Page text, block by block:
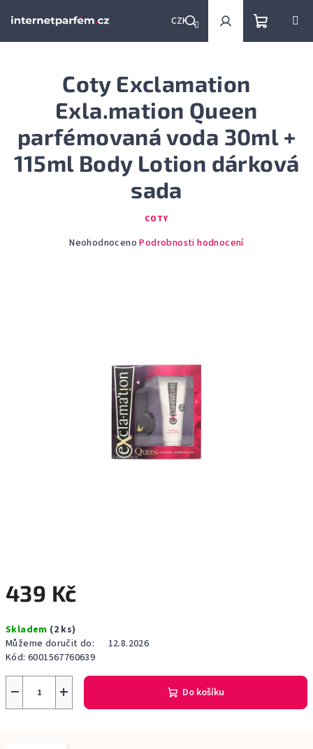
CZK
Hledat PřihlášeníNákupní
439 Kč
cena:
Skladem (2 ks)
Můžeme doručit do:
12.8.2026
Kód: 6001567760639
+
− Do košíku
Coty Exclamation
Exla.mation Queen
parfémovaná voda 30ml +
115ml Body Lotion dárková
sada
COTY
Průměrné
Neohodnoceno Podrobnosti hodnocení